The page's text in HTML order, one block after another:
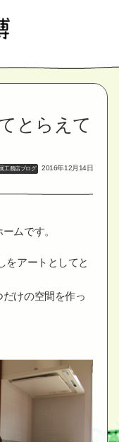
とらえて
工務店ブログ 2016年12月14日
ムです。
をアートとしてと
けの空間を作っ